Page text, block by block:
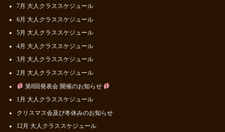
7月 大人クラススケジュール
6月 大人クラススケジュール
5月 大人クラススケジュール
4月 大人クラススケジュール
3月 大人クラススケジュール
2月 大人クラススケジュール
第8回発表会 開催のお知らせ
1月 大人クラススケジュール
クリスマス会及び冬休みのお知らせ
12月 大人クラススケジュール